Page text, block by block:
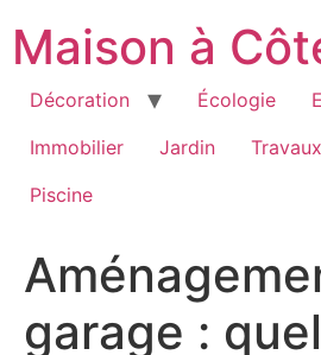
contenu
Maison à
Décoration Écologie
Immobilier
Jardin Travaux
Piscine
garage :